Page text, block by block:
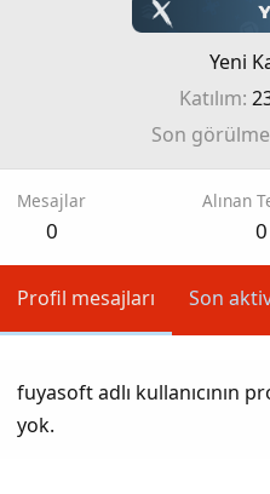
Yeni
Katılım
Son görülme
Mesajlar
0
Alınan
0
Profil mesajları Son
fuyasoft adlı kullanıcının
yok.